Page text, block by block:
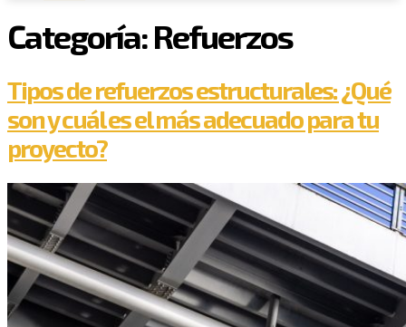
Categoría:Refuerzos
Tipos de refuerzos estructurales: ¿Qué
son y cuál es el más adecuado para tu
proyecto?